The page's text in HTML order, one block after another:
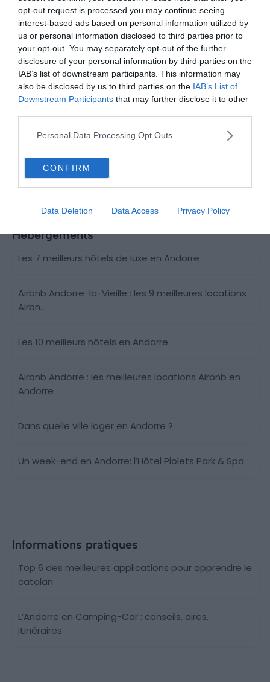
opt-out request is processed you may continue seeing
interest-based ads based on personal information utilized by
us or personal information disclosed to third parties prior to
your opt-out. You may separately opt-out of the further
disclosure of your personal information by third parties on the
IAB’s list of downstream participants. This information may
also be disclosed by us to third parties on the IAB’s List of
Downstream Participants that may further disclose it to other
Personal Data Processing Opt Outs
CONFIRM
Data Deletion Data Access Privacy Policy
Activités
Cette destination promet une gamme
d’activités passionnantes pour tous les
âges et en toutes saisons.
Par Eric Gerardin
Hébergements
Les 7 meilleurs hôtels de luxe en Andorre
Airbnb Andorre-la-Vieille : les 9 meilleures locations
Airbn...
Les 10 meilleurs hôtels en Andorre
Airbnb Andorre : les meilleures locations Airbnb en
Andorre
Dans quelle ville loger en Andorre ?
Un week-end en Andorre: l’Hôtel Piolets Park & Spa
Informations pratiques
Top 6 des meilleures applications pour apprendre le
catalan
L’Andorre en Camping-Car : conseils, aires,
itinéraires